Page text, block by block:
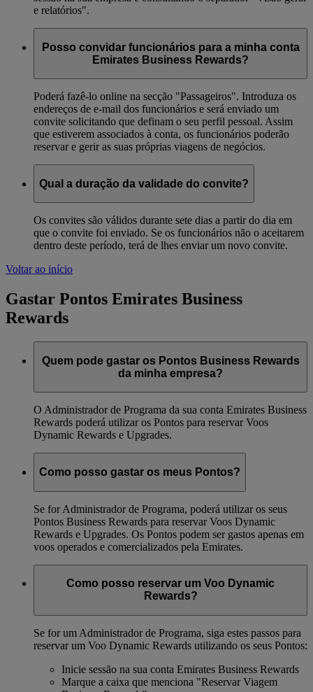
e relatórios".
Posso convidar funcionários para a minha conta
Emirates Business Rewards?
Poderá fazê-lo online na secção "Passageiros". Introduza os
endereços de e-mail dos funcionários e será enviado um
convite solicitando que definam o seu perfil pessoal. Assim
que estiverem associados à conta, os funcionários poderão
reservar e gerir as suas próprias viagens de negócios.
Qual a duração da validade do convite?
Os convites são válidos durante sete dias a partir do dia em
que o convite foi enviado. Se os funcionários não o aceitarem
dentro deste período, terá de lhes enviar um novo convite.
Voltar ao início
Gastar Pontos Emirates Business
Rewards
Quem pode gastar os Pontos Business Rewards
da minha empresa?
O Administrador de Programa da sua conta Emirates Business
Rewards poderá utilizar os Pontos para reservar Voos
Dynamic Rewards e Upgrades.
Como posso gastar os meus Pontos?
Se for Administrador de Programa, poderá utilizar os seus
Pontos Business Rewards para reservar Voos Dynamic
Rewards e Upgrades. Os Pontos podem ser gastos apenas em
voos operados e comercializados pela Emirates.
Como posso reservar um Voo Dynamic
Rewards?
Se for um Administrador de Programa, siga estes passos para
reservar um Voo Dynamic Rewards utilizando os seus Pontos:
Inicie sessão na sua conta Emirates Business Rewards
Marque a caixa que menciona "Reservar Viagem